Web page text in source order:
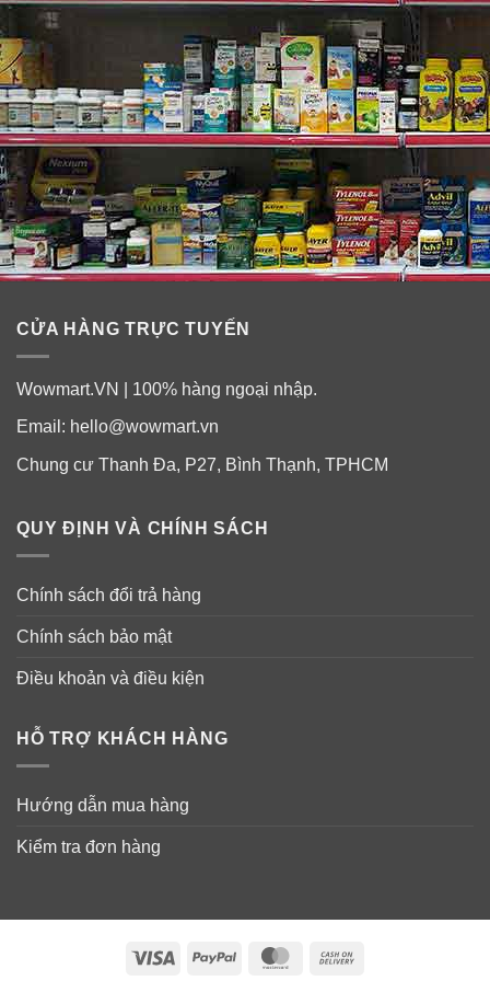
lâu hơn việc chỉ dùng một thứ.
CỬA HÀNG TRỰC TUYẾN
Wowmart.VN | 100% hàng ngoại nhập.
Email: hello@wowmart.vn
Chung cư Thanh Đa, P27, Bình Thạnh, TPHCM
QUY ĐỊNH VÀ CHÍNH SÁCH
Chính sách đổi trả hàng
Chính sách bảo mật
Điều khoản và điều kiện
HỖ TRỢ KHÁCH HÀNG
Hướng dẫn mua hàng
Kiểm tra đơn hàng
Visa PayPal MasterCard